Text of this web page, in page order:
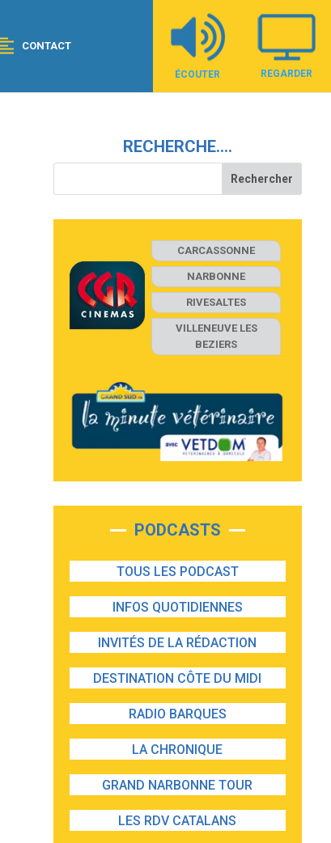
CONTACT
ÉCOUTER REGARDER
RECHERCHE….
CARCASSONNE
NARBONNE
RIVESALTES
VILLENEUVE LES
BEZIERS
PODCASTS
TOUS LES PODCAST
INFOS QUOTIDIENNES
INVITÉS DE LA RÉDACTION
DESTINATION CÔTE DU MIDI
RADIO BARQUES
LA CHRONIQUE
GRAND NARBONNE TOUR
LES RDV CATALANS